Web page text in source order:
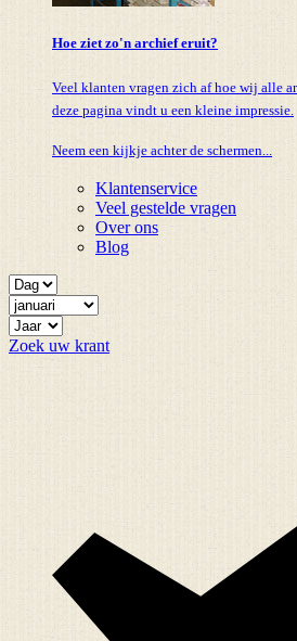
Hoe ziet zo'n archief eruit?
Veel klanten vragen zich af hoe wij alle
deze pagina vindt u een kleine impressie.
Neem een kijkje achter de schermen...
Klantenservice
Veel gestelde vragen
Over ons
Blog
Zoek uw krant